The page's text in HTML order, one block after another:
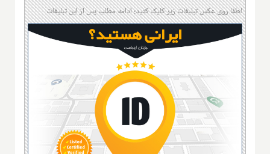
لطفا روی عکس تبلیغات زیر کلیک کنید؛ ادامه مطلب پس از این تبلیغات